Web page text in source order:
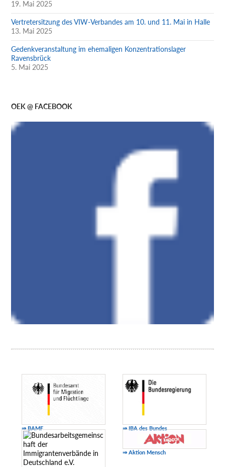
19. Mai 2025
Vertretersitzung des VIW-Verbandes am 10. und 11. Mai in Halle
13. Mai 2025
Gedenkveranstaltung im ehemaligen Konzentrationslager
Ravensbrück
5. Mai 2025
OEK @ FACEBOOK
⇒ BAMF ⇒ IBA des Bundes
⇒ Aktion Mensch